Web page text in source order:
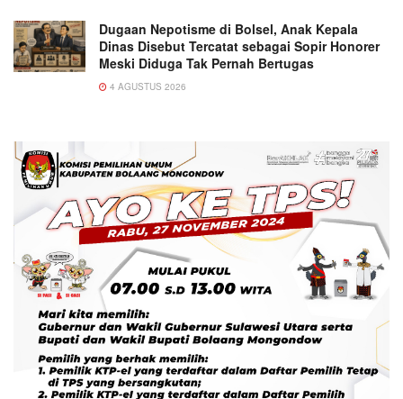
Dugaan Nepotisme di Bolsel, Anak Kepala
Dinas Disebut Tercatat sebagai Sopir Honorer
Meski Diduga Tak Pernah Bertugas
4 AGUSTUS 2026